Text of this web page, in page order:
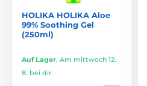
HOLIKA HOLIKA Aloe
99% Soothing Gel
(250ml)
Auf Lager, Am mittwoch 12.
8. bei dir